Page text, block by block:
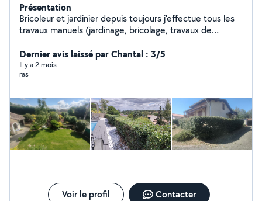
Présentation
Bricoleur et jardinier depuis toujours j'effectue tous les
travaux manuels (jardinage, bricolage, travaux de
Dernier avis laissé par Chantal : 3/5
Il y a 2 mois
ras
Voir le profil Contacter